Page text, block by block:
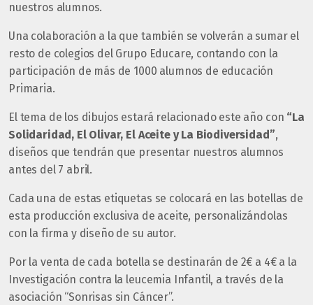
nuestros alumnos.
Una colaboración a la que también se volverán a sumar el
resto de colegios del Grupo Educare, contando con la
participación de más de 1000 alumnos de educación
Primaria.
El tema de los dibujos estará relacionado este año con “La
Solidaridad, El Olivar, El Aceite y La Biodiversidad”,
diseños que tendrán que presentar nuestros alumnos
antes del 7 abril.
Cada una de estas etiquetas se colocará en las botellas de
esta producción exclusiva de aceite, personalizándolas
con la firma y diseño de su autor.
Por la venta de cada botella se destinarán de 2€ a 4€ a la
Investigación contra la leucemia Infantil, a través de la
asociación “Sonrisas sin Cáncer”.